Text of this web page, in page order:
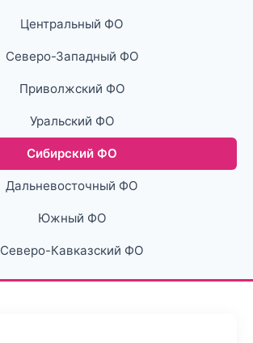
Центральный ФО
Северо-Западный ФО
Приволжский ФО
Уральский ФО
Сибирский ФО
Дальневосточный ФО
Южный ФО
Северо-Кавказский ФО